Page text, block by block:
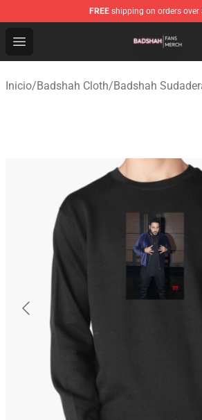
FREE shipping on orders over
Open menu
Badshah Shop - Official Badshah
Inicio/Badshah Cloth/Badshah